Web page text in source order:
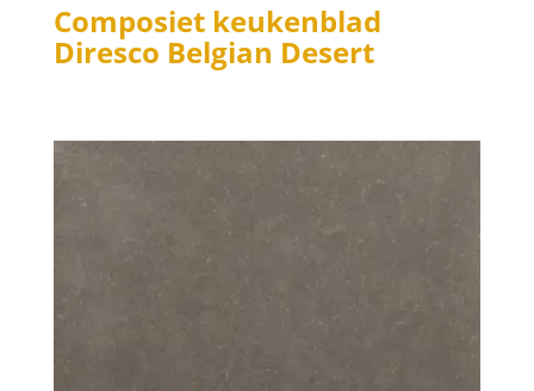
Composiet keukenblad
Diresco Belgian Desert